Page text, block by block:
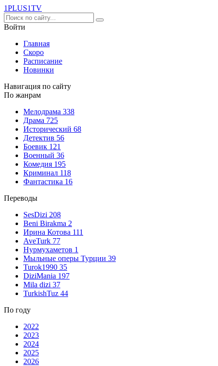
1PLUS1TV
Войти
Главная
Скоро
Расписание
Новинки
Навигация по сайту
По жанрам
Мелодрама 338
Драма 725
Исторический 68
Детектив 56
Боевик 121
Военный 36
Комедия 195
Криминал 118
Фантастика 16
Переводы
SesDizi 208
Beni Birakma 2
Ирина Котова 111
AveTurk 77
Нурмухаметов 1
Мыльные оперы Турции 39
Turok1990 35
DiziMania 197
Mila dizi 37
TurkishTuz 44
По году
2022
2023
2024
2025
2026